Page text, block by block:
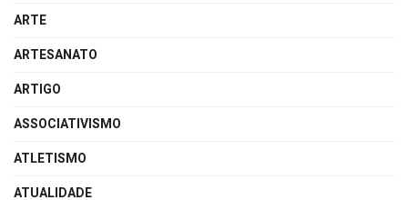
ARTE
ARTESANATO
ARTIGO
ASSOCIATIVISMO
ATLETISMO
ATUALIDADE